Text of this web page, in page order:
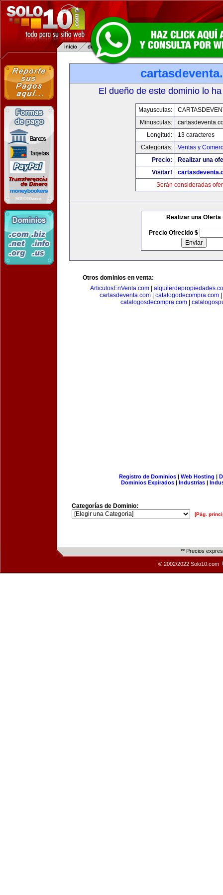
El dueño de este dominio lo
Mayusculas:
Minusculas:
Longitud:
13 caracteres
Categorias:
Ventas y
Precio:
Realizar una
Visitar!
Serán consideradas
Realizar una Oferta
Precio Ofrecido $
Otros dominios en venta:
ArticulosEnVenta.com
cartasdeventa.com
catalogodecompra.com
catalogosdecompra.com
Registro de Dominios| Web Hosting |
Dominios Expirados | Industrias |
Categorías de Dominio:
[Pág.
** Precios
© 2002/2022 Solo10.com